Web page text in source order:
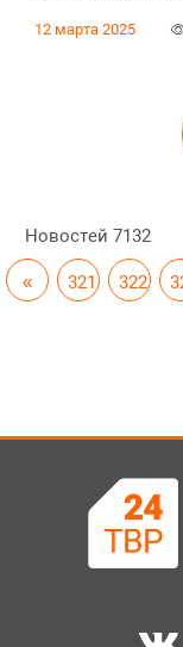
12 марта 2025
Новостей 7132
« 321 322